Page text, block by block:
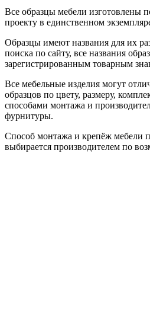
Все образцы мебели изготовлены
проекту в единственном
Образцы имеют названия для их
поиска по сайту, все названия
зарегистрированным товарным
Все мебельные изделия могут
образцов по цвету, размеру,
способами монтажа и
фурнитуры.
Способ монтажа и крепёж мебели
выбирается производителем по